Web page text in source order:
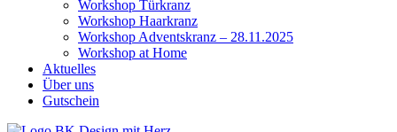
Workshop Türkranz
Workshop Haarkranz
Workshop Adventskranz – 28.11.2025
Workshop at Home
Aktuelles
Über uns
Gutschein